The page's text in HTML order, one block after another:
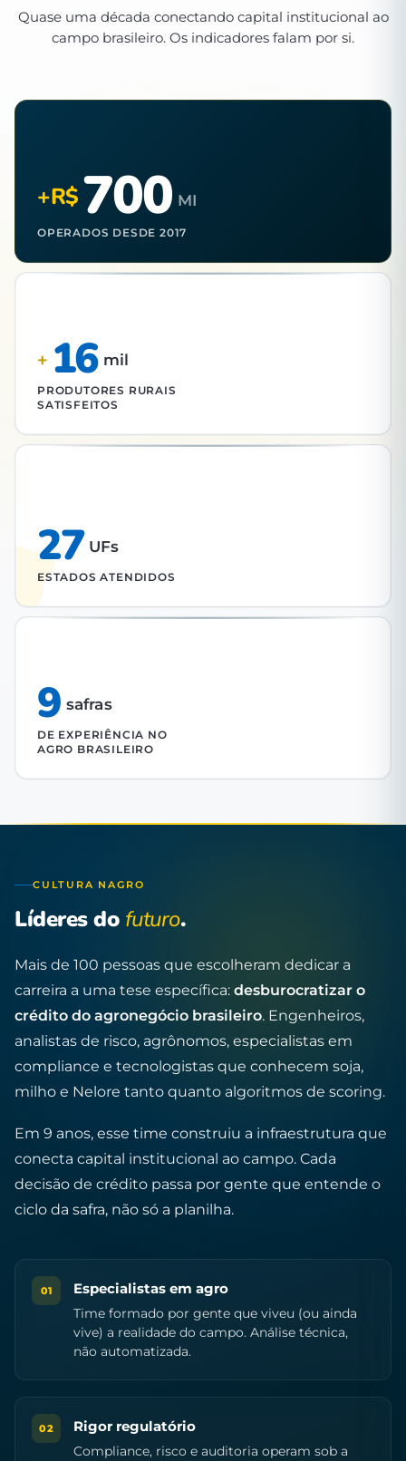
Quase uma década conectando capital institucional ao
campo brasileiro. Os indicadores falam por si.
+R$700 MI
OPERADOS DESDE 2017
+ 16 mil
PRODUTORES RURAIS
SATISFEITOS
27 UFs
ESTADOS ATENDIDOS
9 safras
DE EXPERIÊNCIA NO
AGRO BRASILEIRO
CULTURA NAGRO
Líderes do futuro.
Mais de 100 pessoas que escolheram dedicar a
carreira a uma tese específica: desburocratizar o
crédito do agronegócio brasileiro. Engenheiros,
analistas de risco, agrônomos, especialistas em
compliance e tecnologistas que conhecem soja,
milho e Nelore tanto quanto algoritmos de scoring.
Em 9 anos, esse time construiu a infraestrutura que
conecta capital institucional ao campo. Cada
decisão de crédito passa por gente que entende o
ciclo da safra, não só a planilha.
01 Especialistas em agro
Time formado por gente que viveu (ou ainda
vive) a realidade do campo. Análise técnica,
não automatizada.
02 Rigor regulatório
Compliance, risco e auditoria operam sob a